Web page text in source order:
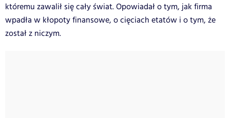
któremu zawalił się cały świat. Opowiadał o tym, jak firma
wpadła w kłopoty finansowe, o cięciach etatów i o tym, że
został z niczym.